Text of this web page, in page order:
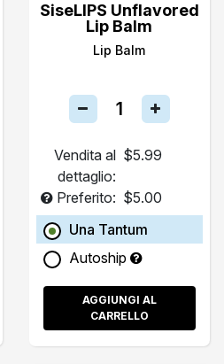
SiseLIPS Unflavored
Lip Balm
Lip Balm
Vendita al
dettaglio:
$5.99
Preferito: $5.00
Una Tantum
Autoship
AGGIUNGI AL
CARRELLO